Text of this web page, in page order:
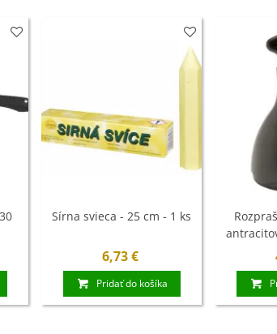
Sírna svieca - 25 cm - 1 ks
6,73 €
Pridať do košíka